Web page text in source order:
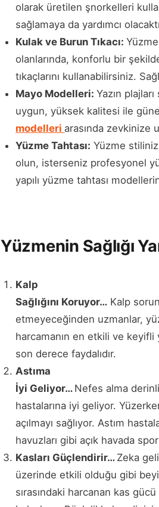
olarak üretilen şnorkelleri
sağlamaya da yardımcı
Kulak ve Burun Tıkacı:
olanlarında, konforlu bir
tıkaçlarını kullanabilirsiniz.
Mayo Modelleri:Yazın
uygun, yüksek kalitesi ile
modelleri arasında zevkinize
Yüzme Tahtası: Yüzme
olun, isterseniz profesyonel
yapılı yüzme tahtası
Yüzmenin Sağlığı
Kalp
Sağlığını Koruyor… Kalp
etmeyeceğinden uzmanlar,
harcamanın en etkili ve keyifli
son derece faydalıdır.
Astıma
İyi Geliyor… Nefes alma
hastalarına iyi geliyor.
açılmayı sağlıyor. Astım
havuzları gibi açık havada
Kasları Güçlendirir… Zeka
üzerinde etkili olduğu gibi beyin
sırasındaki harcanan kas